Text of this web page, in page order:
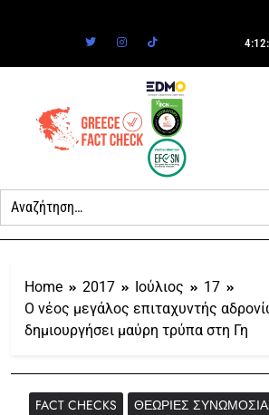
Home 2017 Ιούλιος
17
Ο νέος μεγάλος επιταχυντής
δημιουργήσει μαύρη τρύπα στη Γη
FACT CHECKS ΘΕΩΡΊΕΣ